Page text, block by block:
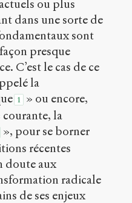
ou plus
dans une sorte de
sont
presque
C’est le cas de ce
la
1 » ou encore,
courante, la
», pour se borner
récentes
doute aux
radicale
de ses enjeux